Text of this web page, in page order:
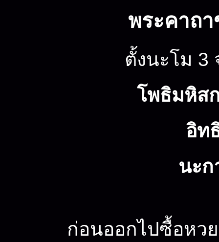
พระคาถ
ตั้งนะโม 3
โพธิมหิส
อิท
นะก
ก่อนออกไปซื้อหว